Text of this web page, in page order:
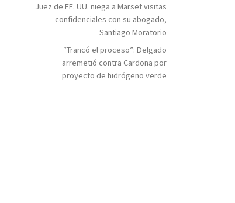
Juez de EE. UU. niega a Marset visitas
confidenciales con su abogado,
Santiago Moratorio
“Trancó el proceso”: Delgado
arremetió contra Cardona por
proyecto de hidrógeno verde